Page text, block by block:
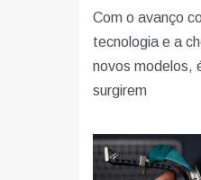
Com o avanço
tecnologia e a
novos modelos,
surgirem